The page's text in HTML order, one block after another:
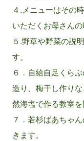
４.メニューはその
いただくお母さんの
５.野草や野菜の説
す。
６．自給自足くら
造り、梅干し作り
然海塩で作る教室を
７．若杉ばあちゃ
きます。